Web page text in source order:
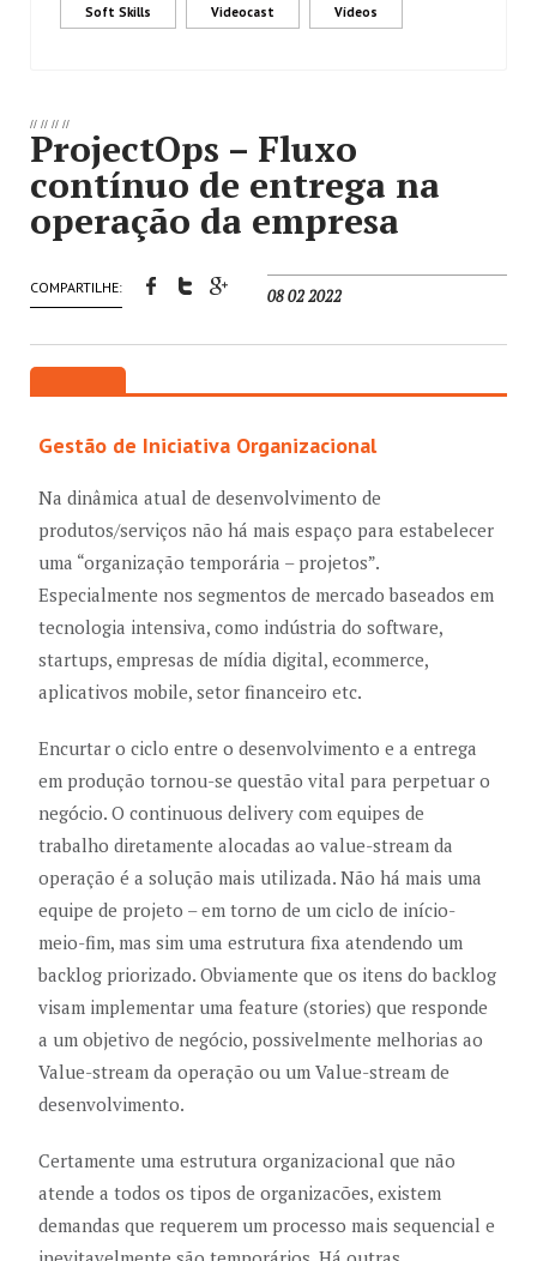
Soft Skills Videocast Vídeos
// // // //
ProjectOps – Fluxo
contínuo de entrega na
operação da empresa
08 02 2022
COMPARTILHE:
Gestão de Iniciativa Organizacional
Na dinâmica atual de desenvolvimento de
produtos/serviços não há mais espaço para estabelecer
uma “organização temporária – projetos”.
Especialmente nos segmentos de mercado baseados em
tecnologia intensiva, como indústria do software,
startups, empresas de mídia digital, ecommerce,
aplicativos mobile, setor financeiro etc.
Encurtar o ciclo entre o desenvolvimento e a entrega
em produção tornou-se questão vital para perpetuar o
negócio. O continuous delivery com equipes de
trabalho diretamente alocadas ao value-stream da
operação é a solução mais utilizada. Não há mais uma
equipe de projeto – em torno de um ciclo de início-
meio-fim, mas sim uma estrutura fixa atendendo um
backlog priorizado. Obviamente que os itens do backlog
visam implementar uma feature (stories) que responde
a um objetivo de negócio, possivelmente melhorias ao
Value-stream da operação ou um Value-stream de
desenvolvimento.
Certamente uma estrutura organizacional que não
atende a todos os tipos de organizacões, existem
demandas que requerem um processo mais sequencial e